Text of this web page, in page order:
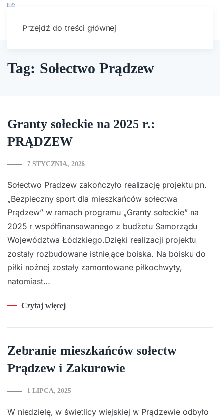
Przejdź do treści głównej
Tag: Sołectwo Prądzew
Granty sołeckie na 2025 r.:
PRĄDZEW
7 STYCZNIA, 2026
Sołectwo Prądzew zakończyło realizację projektu pn.
„Bezpieczny sport dla mieszkańców sołectwa
Prądzew” w ramach programu „Granty sołeckie” na
2025 r współfinansowanego z budżetu Samorządu
Województwa Łódzkiego.Dzięki realizacji projektu
zostały rozbudowane istniejące boiska. Na boisku do
piłki nożnej zostały zamontowane piłkochwyty,
natomiast…
Czytaj więcej
Zebranie mieszkańców sołectw
Prądzew i Zakurowie
1 LIPCA, 2025
W niedzielę, w świetlicy wiejskiej w Prądzewie odbyło